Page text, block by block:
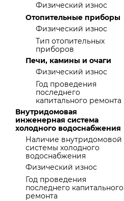
Физический износ
Отопительные приборы
Физический износ
Тип отопительных
приборов
Печи, камины и очаги
Физический износ
Год проведения
последнего
капитального ремонта
Внутридомовая
инженерная система
холодного водоснабжения
Наличие внутридомовой
системы холодного
водоснабжения
Физический износ
Год проведения
последнего капитального
ремонта